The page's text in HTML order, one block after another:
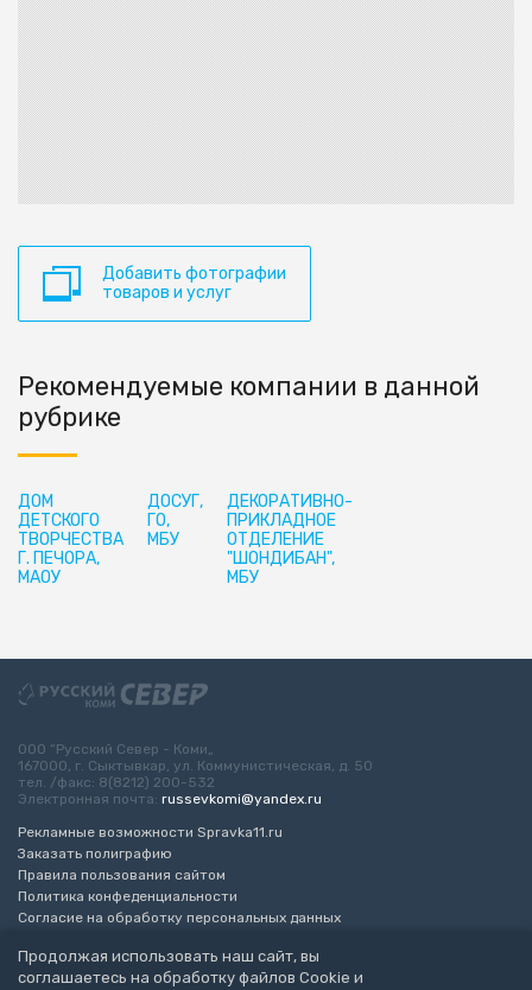
Добавить фотографии
товаров и услуг
Рекомендуемые компании в данной
рубрике
ДОМ
ДЕТСКОГО
ТВОРЧЕСТВА
Г. ПЕЧОРА,
МАОУ
ДОСУГ,
ГО,
МБУ
ДЕКОРАТИВНО-
ПРИКЛАДНОЕ
ОТДЕЛЕНИЕ
"ШОНДИБАН",
МБУ
Продолжая использовать наш сайт, вы
соглашаетесь на обработку файлов Cookie и
ООО “Русский Север - Коми„
167000, г. Сыктывкар, ул. Коммунистическая, д. 50
тел. /факс: 8(8212) 200-532
Электронная почта: russevkomi@yandex.ru
Рекламные возможности Spravka11.ru
Заказать полиграфию
Правила пользования сайтом
Политика конфеденциальности
Согласие на обработку персональных данных
Разработка сайта“ЭкспертБизнесГрупп”